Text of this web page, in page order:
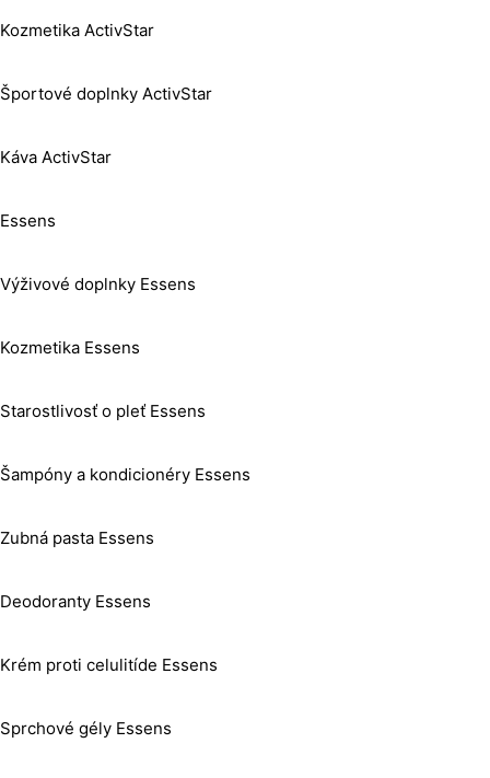
Kozmetika ActivStar
Športové doplnky ActivStar
Káva ActivStar
Essens
Výživové doplnky Essens
Kozmetika Essens
Starostlivosť o pleť Essens
Šampóny a kondicionéry Essens
Zubná pasta Essens
Deodoranty Essens
Krém proti celulitíde Essens
Sprchové gély Essens